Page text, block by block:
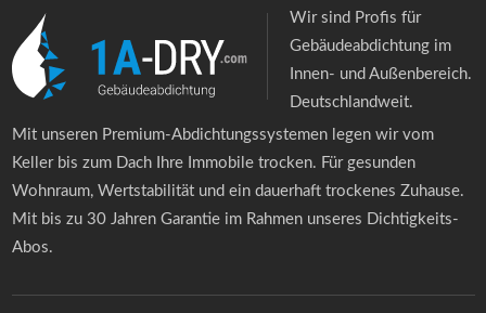
Wir sind Profis für
Gebäudeabdichtung im
Innen- und Außenbereich.
Deutschlandweit.
Mit unseren Premium-Abdichtungssystemen legen wir vom
Keller bis zum Dach Ihre Immobile trocken. Für gesunden
Wohnraum, Wertstabilität und ein dauerhaft trockenes Zuhause.
Mit bis zu 30 Jahren Garantie im Rahmen unseres Dichtigkeits-
Abos.